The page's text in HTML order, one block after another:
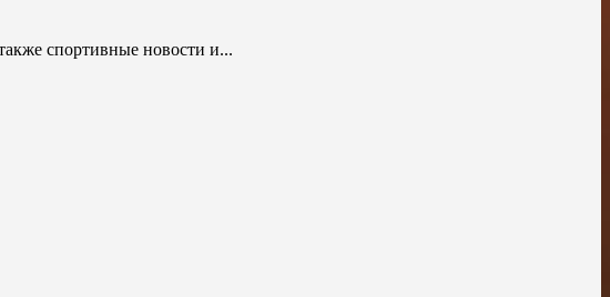
спортивные новости и...